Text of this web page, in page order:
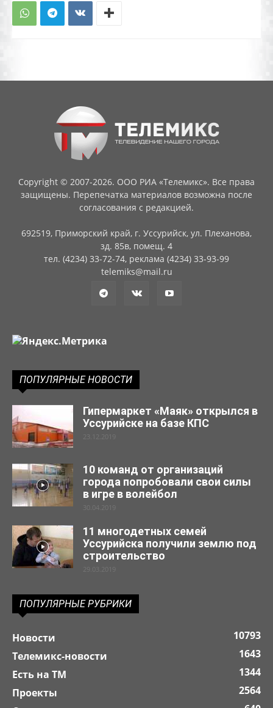
Copyright © 2007-2026. ООО РИА «Телемикс». Все права
защищены. Перепечатка материалов возможна после
согласования с редакцией.
692519, Приморский край, г. Уссурийск, ул. Плеханова,
зд. 85в, помещ. 4
тел. (4234) 33-72-74, реклама (4234) 33-93-99
telemiks@mail.ru
ПОПУЛЯРНЫЕ НОВОСТИ
Гипермаркет «Маяк» открылся в
Уссурийске на базе КПС
23.12.2019
10 команд от организаций
города попробовали свои силы
в игре в волейбол
30.04.2019
11 многодетных семей
Уссурийска получили землю под
строительство
29.03.2019
ПОПУЛЯРНЫЕ РУБРИКИ
Новости
10793
Телемикс-новости
1643
Есть на ТМ
1344
Проекты
2564